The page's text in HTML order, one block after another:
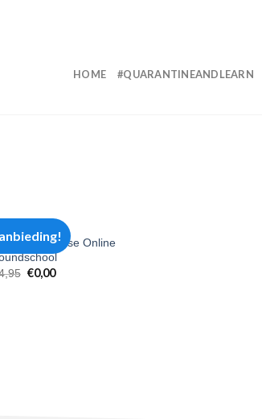
HOME #QUARANTINEANDLEARN
Jump Course Online
€0,00